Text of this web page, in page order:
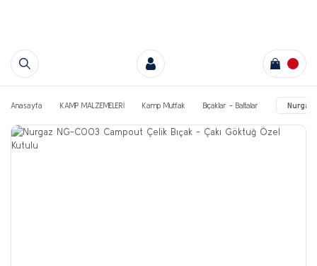
Anasayfa KAMP MALZEMELERİ Kamp Mutfak Bıçaklar - Baltalar Nurgaz